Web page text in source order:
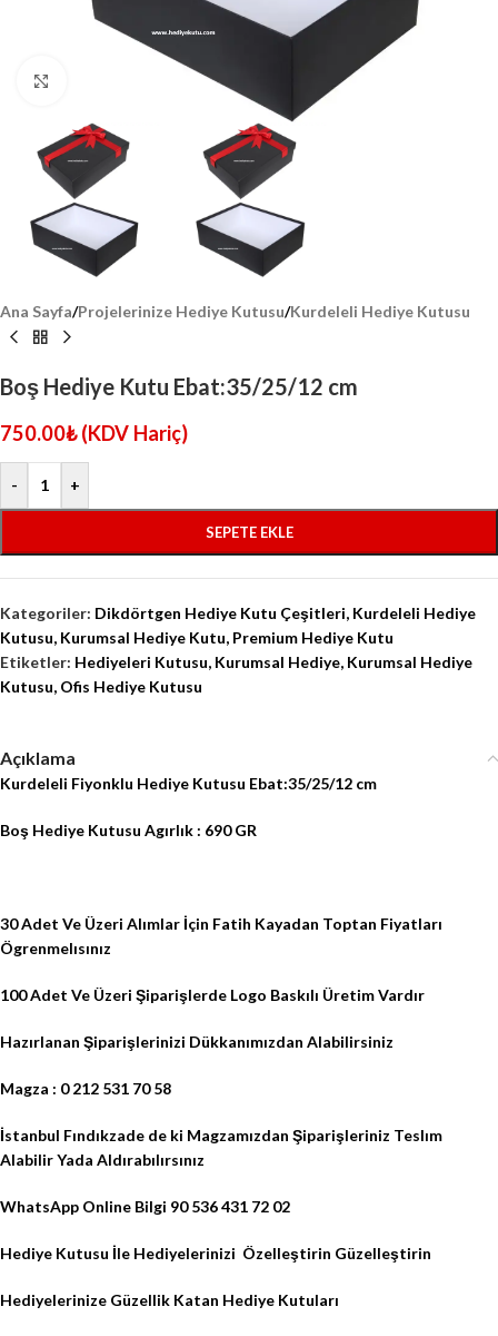
Ana Sayfa/Projelerinize Hediye Kutusu/Kurdeleli Hediye Kutusu
Boş Hediye Kutu Ebat:35/25/12 cm
750.00₺ (KDV Hariç)
- +
SEPETE EKLE
Kategoriler: Dikdörtgen Hediye Kutu Çeşitleri, Kurdeleli Hediye
Kutusu, Kurumsal Hediye Kutu, Premium Hediye Kutu
Etiketler: Hediyeleri Kutusu, Kurumsal Hediye, Kurumsal Hediye
Kutusu, Ofis Hediye Kutusu
Açıklama
Kurdeleli Fiyonklu Hediye Kutusu Ebat:35/25/12 cm
Boş Hediye Kutusu Agırlık : 690 GR
30 Adet Ve Üzeri Alımlar İçin Fatih Kayadan Toptan Fiyatları
Ögrenmelısınız
100 Adet Ve Üzeri Şiparişlerde Logo Baskılı Üretim Vardır
Hazırlanan Şiparişlerinizi Dükkanımızdan Alabilirsiniz
Magza : 0 212 531 70 58
İstanbul Fındıkzade de ki Magzamızdan Şiparişleriniz Teslım
Alabilir Yada Aldırabılırsınız
WhatsApp Online Bilgi 90 536 431 72 02
Hediye Kutusu İle Hediyelerinizi Özelleştirin Güzelleştirin
Hediyelerinize Güzellik Katan Hediye Kutuları